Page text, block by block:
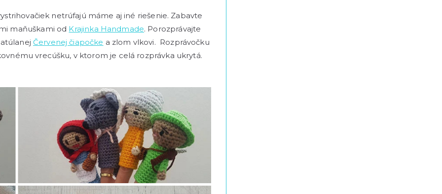
netrúfajú máme aj iné riešenie. Zabavte
maňuškami od Krajinka Handmade. Porozprávajte
Červenej čiapočke a zlom vlkovi. Rozprávočku
vrecúšku, v ktorom je celá rozprávka ukrytá.